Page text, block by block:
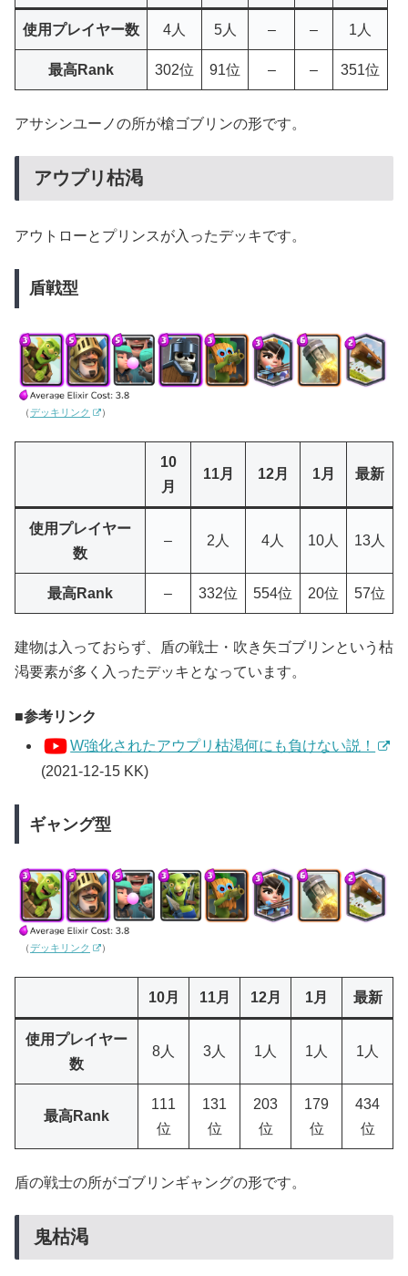
使用プレイヤー数 4人 5人 – – 1人
最高Rank 302位 91位 – – 351位
アサシンユーノの所が槍ゴブリンの形です。
アウプリ枯渇
アウトローとプリンスが入ったデッキです。
盾戦型
（デッキリンク ）
10
月
11月 12月 1月 最新
使用プレイヤー
数
– 2人 4人 10人 13人
最高Rank – 332位 554位 20位 57位
建物は入っておらず、盾の戦士・吹き矢ゴブリンという枯
渇要素が多く入ったデッキとなっています。
参考リンク
W強化されたアウプリ枯渇何にも負けない説！
(2021-12-15 KK)
ギャング型
（デッキリンク ）
10月 11月 12月 1月 最新
使用プレイヤー
数
8人 3人 1人 1人 1人
最高Rank
111
位
131
位
203
位
179
位
434
位
盾の戦士の所がゴブリンギャングの形です。
鬼枯渇